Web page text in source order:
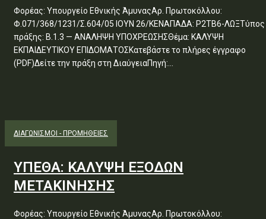
Φορέας: Υπουργείο Εθνικής ΆμυναςΑρ. Πρωτοκόλλου:
Φ.071/368/1231/Σ.604/05 ΙΟΥΝ 26/ΚΕΝΑΠΑΔΑ: Ρ2ΤΒ6-ΛΩΞΤύπος
πράξης: Β.1.3 — ΑΝΑΛΗΨΗ ΥΠΟΧΡΕΩΣΗΣΘέμα: ΚΑΛΥΨΗ
ΕΚΠΑΙΔΕΥΤΙΚΟΥ ΕΠΙΔΟΜΑΤΟΣΚατεβάστε το πλήρες έγγραφο
(PDF)Δείτε την πράξη στη ΔιαύγειαΠηγή:...
ΔΙΑΓΩΝΙΣΜΟΊ - ΠΡΟΜΉΘΕΙΕΣ
ΥΠΕΘΑ: ΚΑΛΥΨΗ ΕΞΟΔΩΝ
ΜΕΤΑΚΙΝΗΣΗΣ
Φορέας: Υπουργείο Εθνικής ΆμυναςΑρ. Πρωτοκόλλου: